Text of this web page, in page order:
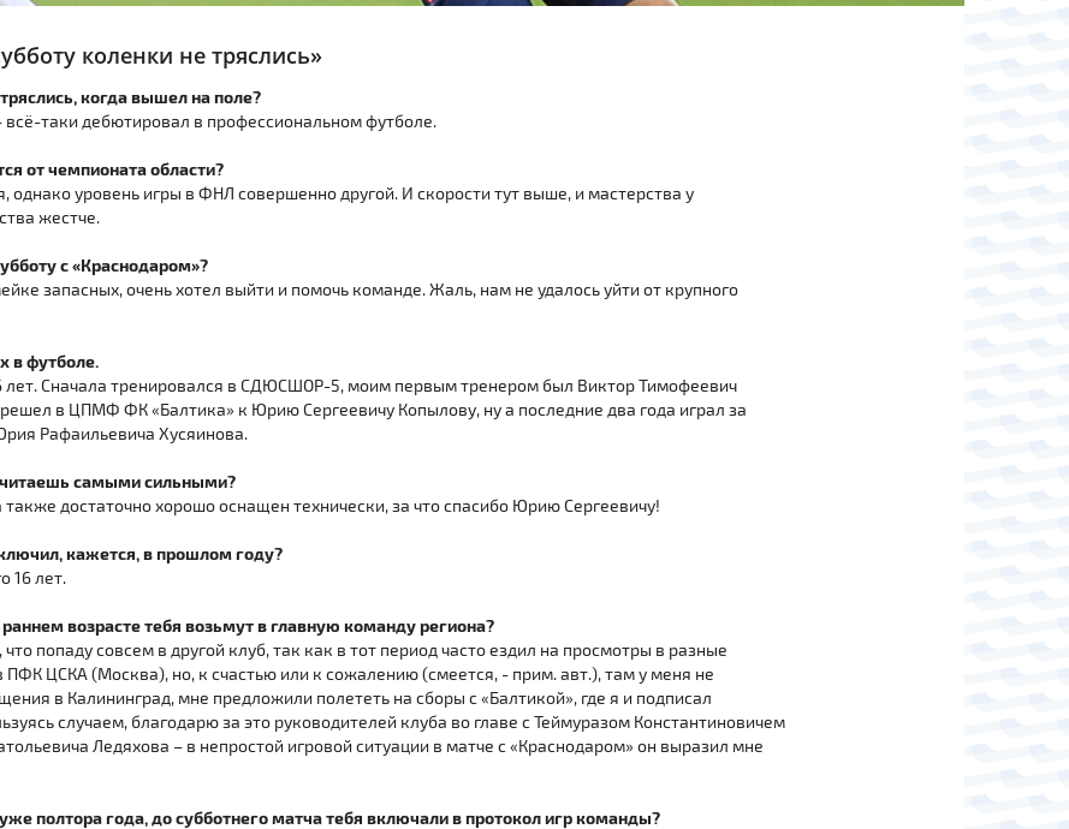
коленки не тряслись»
когда вышел на поле?
всё-таки дебютировал в профессиональном футболе.
от чемпионата области?
однако уровень игры в ФНЛ совершенно другой. И скорости тут выше, и мастерства у
жестче.
с «Краснодаром»?
запасных, очень хотел выйти и помочь команде. Жаль, нам не удалось уйти от крупного
в футболе.
лет. Сначала тренировался в СДЮСШОР-5, моим первым тренером был Виктор Тимофеевич
в ЦПМФ ФК «Балтика» к Юрию Сергеевичу Копылову, ну а последние два года играл за
Рафаильевича Хусяинова.
самыми сильными?
достаточно хорошо оснащен технически, за что спасибо Юрию Сергеевичу!
кажется, в прошлом году?
16 лет.
возрасте тебя возьмут в главную команду региона?
попаду совсем в другой клуб, так как в тот период часто ездил на просмотры в разные
ЦСКА (Москва), но, к счастью или к сожалению (смеется, - прим. авт.), там у меня не
в Калининград, мне предложили полететь на сборы с «Балтикой», где я и подписал
случаем, благодарю за это руководителей клуба во главе с Теймуразом Константиновичем
Ледяхова – в непростой игровой ситуации в матче с «Краснодаром» он выразил мне
полтора года, до субботнего матча тебя включали в протокол игр команды?